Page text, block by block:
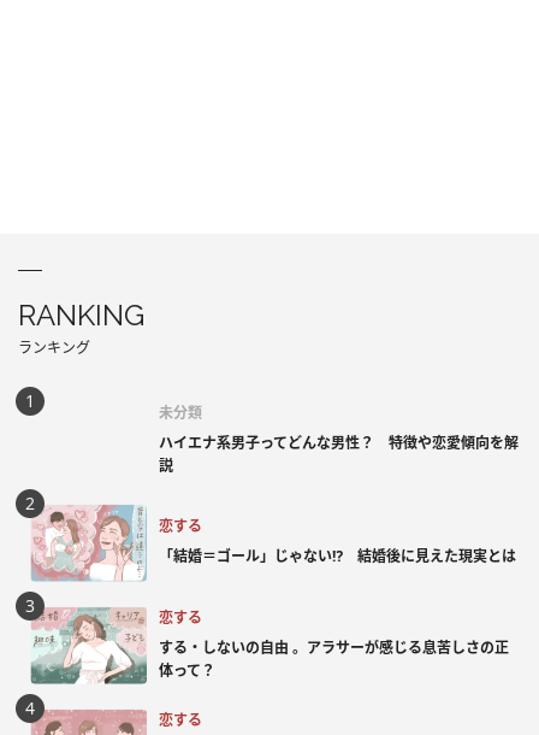
RANKING
ランキング
未分類
ハイエナ系男子ってどんな男性？ 特徴や恋愛傾向を解
説
恋する
「結婚＝ゴール」じゃない⁉ 結婚後に見えた現実とは
恋する
する・しないの自由 。アラサーが感じる息苦しさの正
体って？
恋する